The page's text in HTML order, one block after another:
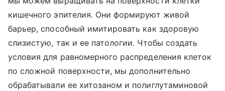
кишечного эпителия. Они формируют живой
барьер, способный имитировать как здоровую
слизистую, так и ее патологии. Чтобы создать
условия для равномерного распределения клеток
по сложной поверхности, мы дополнительно
обрабатывали ее хитозаном и полиглутаминовой